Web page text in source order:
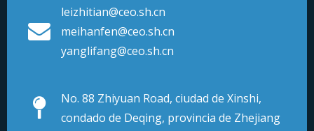
leizhitian@ceo.sh.cn
meihanfen@ceo.sh.cn
yanglifang@ceo.sh.cn
No. 88 Zhiyuan Road, ciudad de Xinshi,
condado de Deqing, provincia de Zhejiang